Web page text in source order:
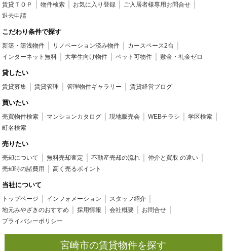
賃貸ＴＯＰ 物件検索 お気に入り登録
ご入居者様専用お問合せ
退去申請
こだわり条件で探す
新築・築浅物件 リノベーション済み物件
カースペース2台
インターネット無料
大学生向け物件 ペット可物件 敷金・礼金ゼロ
貸したい
賃貸募集 賃貸管理 管理物件ギャラリー 賃貸経営ブログ
買いたい
売買物件検索 マンションカタログ 現地販売会 WEBチラシ
学区検索
町名検索
売りたい
売却について 無料売却査定 不動産売却の流れ
仲介と買取 の違い
売却時の諸費用
高く売るポイント
当社について
トップページ インフォメーション
スタッフ紹介
地元みやざきのおすすめ
採用情報 会社概要
お問合せ
プライバシーポリシー
宮崎市の賃貸物件を探す